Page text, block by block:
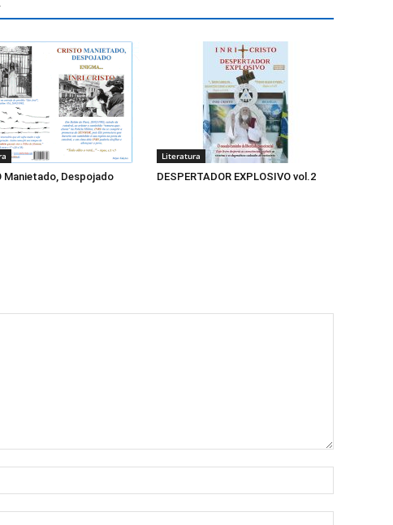
Manietado, Despojado
Literatura
DESPERTADOR EXPLOSIVO vol.2